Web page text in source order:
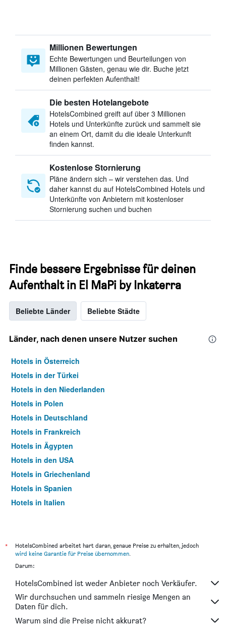
Millionen Bewertungen
Echte Bewertungen und Beurteilungen von
Millionen Gästen, genau wie dir. Buche jetzt
deinen perfekten Aufenthalt!
Die besten Hotelangebote
HotelsCombined greift auf über 3 Millionen
Hotels und Unterkünfte zurück und sammelt sie
an einem Ort, damit du die ideale Unterkunft
finden kannst.
Kostenlose Stornierung
Pläne ändern sich – wir verstehen das. Und
daher kannst du auf HotelsCombined Hotels und
Unterkünfte von Anbietern mit kostenloser
Stornierung suchen und buchen
Finde bessere Ergebnisse für deinen
Aufenthalt in El MaPi by Inkaterra
Beliebte Länder Beliebte Städte
Länder, nach denen unsere Nutzer suchen
Hotels in Österreich
Hotels in der Türkei
Hotels in den Niederlanden
Hotels in Polen
Hotels in Deutschland
Hotels in Frankreich
Hotels in Ägypten
Hotels in den USA
Hotels in Griechenland
Hotels in Spanien
Hotels in Italien
*
HotelsCombined arbeitet hart daran, genaue Preise zu erhalten, jedoch
wird keine Garantie für Preise übernommen.
Darum:
HotelsCombined ist weder Anbieter noch Verkäufer.
Wir durchsuchen und sammeln riesige Mengen an
Daten für dich.
Warum sind die Preise nicht akkurat?